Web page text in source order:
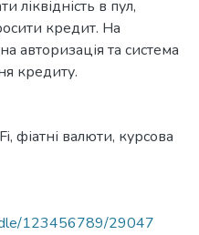
ліквідність в пул,
кредит. На
авторизація та система
кредиту.
, фіатні валюти, курсова
123456789/29047